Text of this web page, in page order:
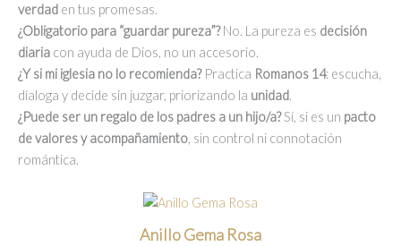
verdad en tus promesas.
¿Obligatorio para “guardar pureza”?No. La pureza es decisión
diaria con ayuda de Dios, no un accesorio.
¿Y si mi iglesia no lo recomienda?Practica Romanos 14: escucha,
dialoga y decide sin juzgar, priorizando la unidad.
¿Puede ser un regalo de los padres a un hijo/a?Sí, si es un pacto
de valores y acompañamiento, sin control ni connotación
romántica.
Anillo Gema Rosa